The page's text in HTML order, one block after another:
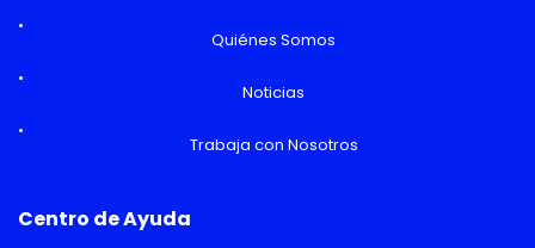
Quiénes Somos
Noticias
Trabaja con Nosotros
Centro de Ayuda